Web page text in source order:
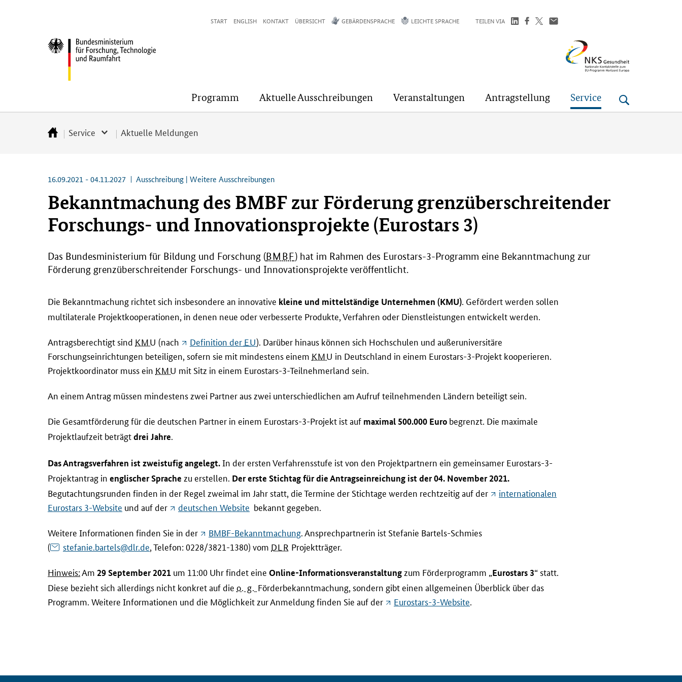
(Eingabetaste)
(Eingabetaste)
(Eingabetaste)
START ENGLISH KONTAKT ÜBERSICHT GEBÄRDENSPRACHE LEICHTE SPRACHE TEILEN VIA
Bundesministerium
Raumfahrt
NKS
Gesundheit
Programm Aktuelle Ausschreibungen Veranstaltungen Antragstellung Service
StartseiteService Aktuelle Meldungen
16.09.2021 - 04.11.2027 Ausschreibung | Weitere Ausschreibungen
Bekanntmachung des BMBF zur Förderung grenzüberschreitender
Forschungs- und Innovationsprojekte (Eurostars 3)
Das Bundesministerium für Bildung und Forschung (BMBF) hat im Rahmen des Eurostars-3-Programm eine Bekanntmachung zur
Förderung grenzüberschreitender Forschungs- und Innovationsprojekte veröffentlicht.
Die Bekanntmachung richtet sich insbesondere an innovative kleine und mittelständige Unternehmen (KMU). Gefördert werden sollen
multilaterale Projektkooperationen, in denen neue oder verbesserte Produkte, Verfahren oder Dienstleistungen entwickelt werden.
Antragsberechtigt sind KMU (nach Definition der EU). Darüber hinaus können sich Hochschulen und außeruniversitäre
Forschungseinrichtungen beteiligen, sofern sie mit mindestens einem KMU in Deutschland in einem Eurostars-3-Projekt kooperieren.
Projektkoordinator muss ein KMU mit Sitz in einem Eurostars-3-Teilnehmerland sein.
An einem Antrag müssen mindestens zwei Partner aus zwei unterschiedlichen am Aufruf teilnehmenden Ländern beteiligt sein.
Die Gesamtförderung für die deutschen Partner in einem Eurostars-3-Projekt ist auf maximal 500.000 Euro begrenzt. Die maximale
Projektlaufzeit beträgtdrei Jahre.
Das Antragsverfahren ist zweistufig angelegt.In der ersten Verfahrensstufe ist von den Projektpartnern ein gemeinsamer Eurostars-3-
Projektantrag in englischer Sprache zu erstellen. Der erste Stichtag für die Antragseinreichung ist der 04. November 2021.
Begutachtungsrunden finden in der Regel zweimal im Jahr statt, die Termine der Stichtage werden rechtzeitig auf der
internationalen
Eurostars 3-Website und auf der deutschen Website bekannt gegeben.
Weitere Informationen finden Sie in der BMBF-Bekanntmachung. Ansprechpartnerin ist Stefanie Bartels-Schmies
(
stefanie.bartels@dlr.de, Telefon: 0228/3821-1380) vom DLR Projektträger.
Hinweis:Am 29 September 2021 um 11:00 Uhr findet eine Online-Informationsveranstaltung zum Förderprogramm „Eurostars 3“ statt.
Diese bezieht sich allerdings nicht konkret auf die o. g. Förderbekanntmachung, sondern gibt einen allgemeinen Überblick über das
Programm. Weitere Informationen und die Möglichkeit zur Anmeldung finden Sie auf der
Eurostars-3-Website.